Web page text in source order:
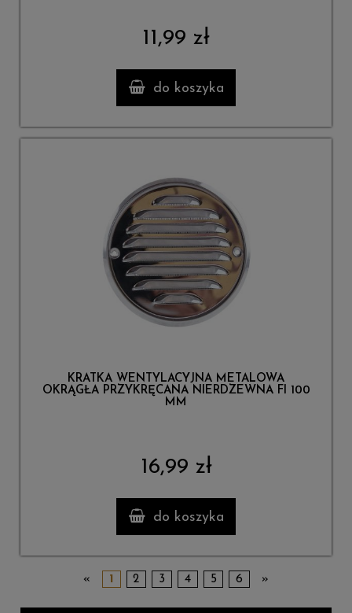
11,99 zł
do koszyka
KRATKA WENTYLACYJNA METALOWA
OKRĄGŁA PRZYKRĘCANA NIERDZEWNA FI 100
MM
16,99 zł
do koszyka
« 1 2 3 4 5 6 »